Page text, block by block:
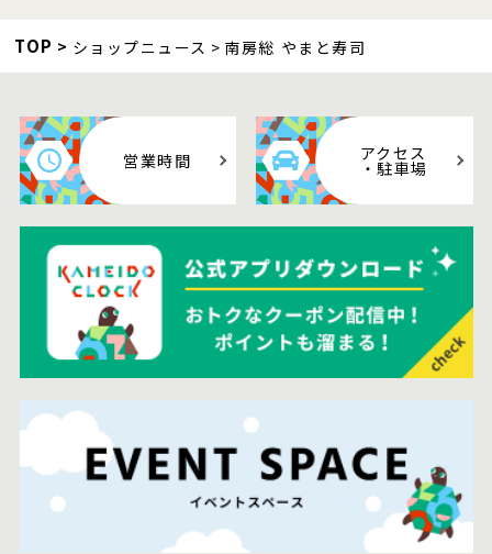
TOP ショップニュース 南房総 やまと寿司
営業時間 アクセス
・駐車場